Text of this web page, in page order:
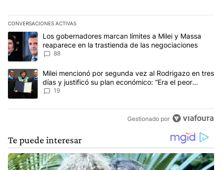
CONVERSACIONES ACTIVAS
Este listado muestra los artículos con más comentarios en los
Un artículo de tendencia con el título "Los gobernadores
Los gobernadores marcan límites a Milei y Massa
reaparece en la trastienda de las negociaciones
88
Un artículo de tendencia con el título "Milei mencionó por
Milei mencionó por segunda vez al Rodrigazo en tres
días y justificó su plan económico: “Era el peor
escenario posible”
19
Gestionado por